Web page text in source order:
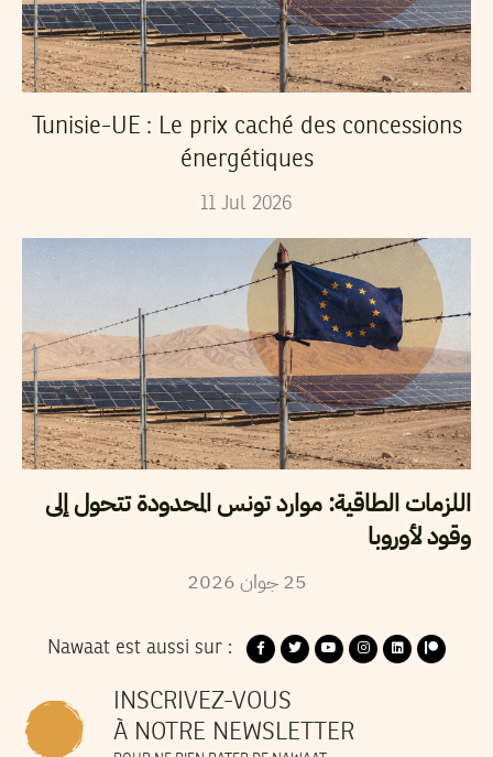
Tunisie-UE : Le prix caché des concessions
énergétiques
11 Jul 2026
اللزمات الطاقية: موارد تونس المحدودة تتحول إلى
وقود لأوروبا
25 جوان2026
Nawaat est aussi sur :
INSCRIVEZ-VOUS
À NOTRE NEWSLETTER